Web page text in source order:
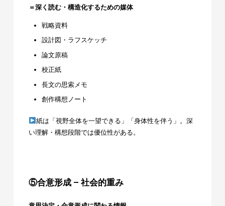
＝深く読む・構造化するための媒体
戦略資料
設計図・ラフスケッチ
論文原稿
校正紙
長文の思索メモ
創作構想ノート
紙は「視野全体を一望できる」「身体性を伴う」。深
い理解・構想段階では優位性がある。
⑤合意形成 – 社会的重み